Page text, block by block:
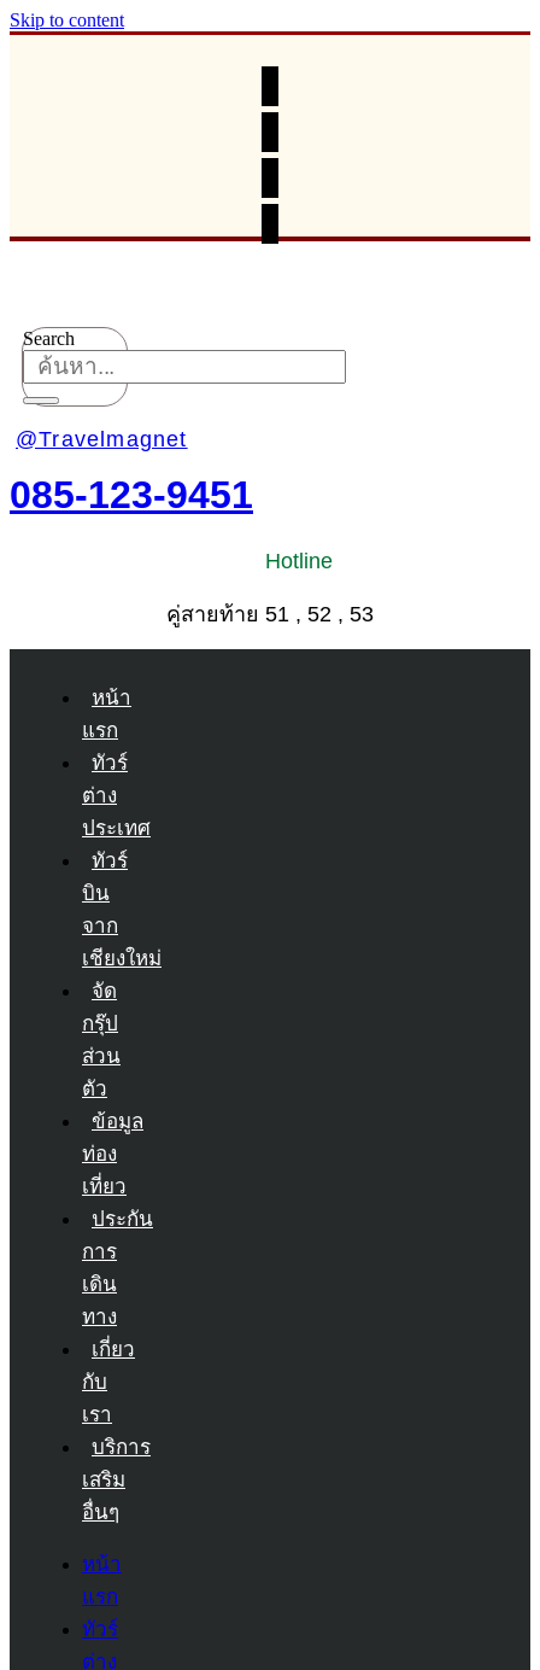
Skip to content
Search
@Travelmagnet
085-123-9451
Hotline
คู่สายท้าย 51 , 52 , 53
หน้า
แรก
ทัวร์
ต่าง
ประเทศ
ทัวร์
บิน
จาก
เชียงใหม่
จัด
กรุ๊ป
ส่วน
ตัว
ข้อมูล
ท่อง
เที่ยว
ประกัน
การ
เดิน
ทาง
เกี่ยว
กับ
เรา
บริการ
เสริม
อื่นๆ
หน้า
แรก
ทัวร์
ต่าง